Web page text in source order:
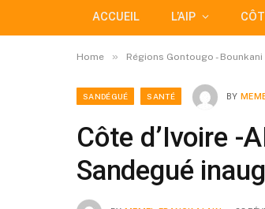
ACCUEIL L’AIP
Home » Régions Gontougo - Bounkani
SANDÉGUÉ SANTÉ BY
Côte d’Ivoire -
Sandegué